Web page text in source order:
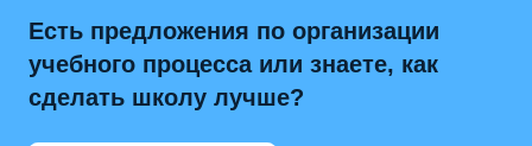
Есть предложения по организации
учебного процесса или знаете, как
сделать школу лучше?